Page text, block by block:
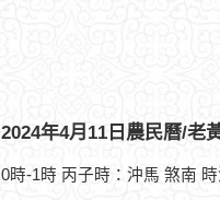
2024年4月11日農民曆/老
0時-1時 丙子時：沖馬 煞南